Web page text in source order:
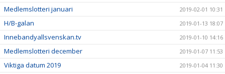
Medlemslotteri januari 2019-02-01 10:31
H/B-galan 2019-01-13 18:07
Innebandyallsvenskan.tv 2019-01-10 14:16
Medlemslotteri december 2019-01-07 11:53
Viktiga datum 2019 2019-01-04 11:30